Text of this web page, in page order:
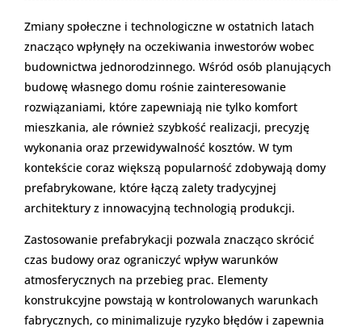
Zmiany społeczne i technologiczne w ostatnich latach
znacząco wpłynęły na oczekiwania inwestorów wobec
budownictwa jednorodzinnego. Wśród osób planujących
budowę własnego domu rośnie zainteresowanie
rozwiązaniami, które zapewniają nie tylko komfort
mieszkania, ale również szybkość realizacji, precyzję
wykonania oraz przewidywalność kosztów. W tym
kontekście coraz większą popularność zdobywają domy
prefabrykowane, które łączą zalety tradycyjnej
architektury z innowacyjną technologią produkcji.
Zastosowanie prefabrykacji pozwala znacząco skrócić
czas budowy oraz ograniczyć wpływ warunków
atmosferycznych na przebieg prac. Elementy
konstrukcyjne powstają w kontrolowanych warunkach
fabrycznych, co minimalizuje ryzyko błędów i zapewnia